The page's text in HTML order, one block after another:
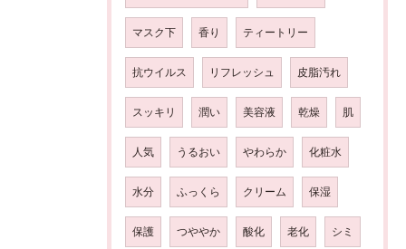
マスク下 香り ティートリー
抗ウイルス リフレッシュ 皮脂汚れ
スッキリ 潤い 美容液 乾燥 肌
人気 うるおい やわらか 化粧水
水分 ふっくら クリーム 保湿
保護 つややか 酸化 老化 シミ